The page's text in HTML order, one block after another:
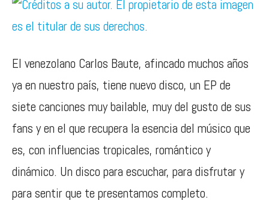
El venezolano Carlos Baute, afincado muchos años
ya en nuestro país, tiene nuevo disco, un EP de
siete canciones muy bailable, muy del gusto de sus
fans y en el que recupera la esencia del músico que
es, con influencias tropicales, romántico y
dinámico. Un disco para escuchar, para disfrutar y
para sentir que te presentamos completo.